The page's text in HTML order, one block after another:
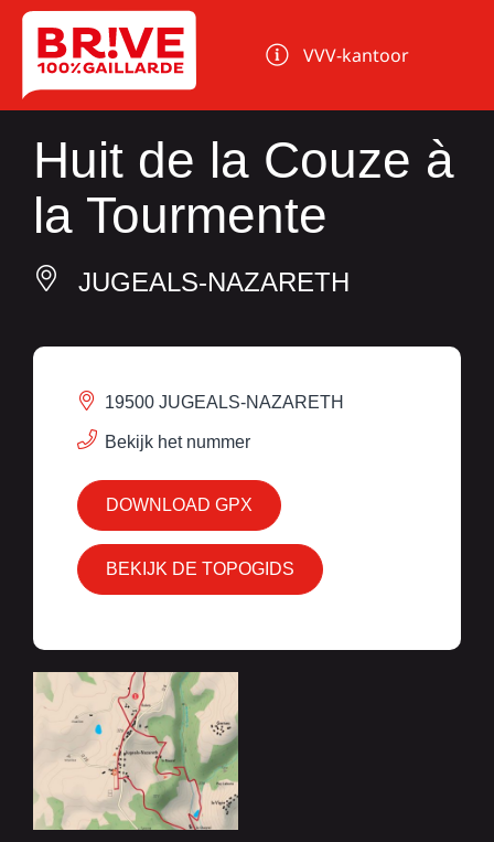
Cookies beheer paneel
VVV-kantoor
Huit de la Couze à
la Tourmente
JUGEALS-NAZARETH
19500 JUGEALS-NAZARETH
Bekijk het nummer
DOWNLOAD GPX
BEKIJK DE TOPOGIDS